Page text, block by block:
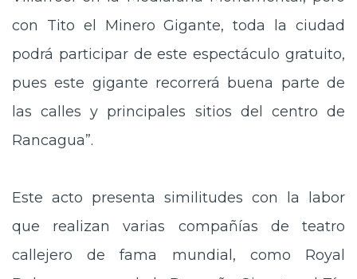
con Tito el Minero Gigante, toda la ciudad
podrá participar de este espectáculo gratuito,
pues este gigante recorrerá buena parte de
las calles y principales sitios del centro de
Rancagua”.
Este acto presenta similitudes con la labor
que realizan varias compañías de teatro
callejero de fama mundial, como Royal